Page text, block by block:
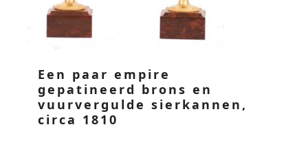
Een paar empire
gepatineerd brons en
vuurvergulde sierkannen,
circa 1810